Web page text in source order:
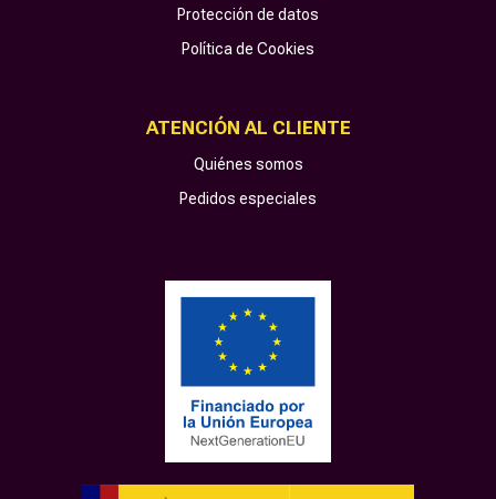
Protección de datos
Política de Cookies
ATENCIÓN AL CLIENTE
Quiénes somos
Pedidos especiales